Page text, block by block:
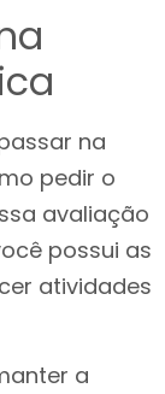
na
pedir o
avaliação
possui as
atividades
a